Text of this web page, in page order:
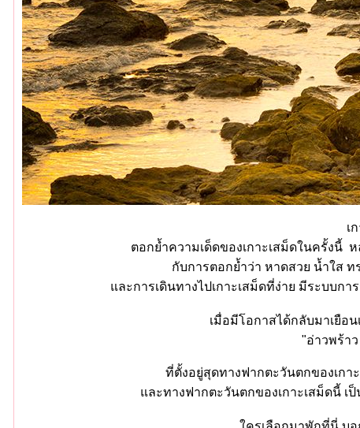
เ
ตอกย้ำความเด็ดของเกาะเสม็ดในครั้งนี้
กับการตอกย้ำว่า หาดสวย น้ำใส
ละการเดินทางไปเกาะเสม็ดที่ง่าย มีระบบก
เมื่อมีโอกาสได้กลับมาเยือ
"อ่าวพร้า
ที่ตั้งอยู่สุดทางฟากตะวันตกของเก
ละทางฟากตะวันตกของเกาะเสม็ดนี้ เ